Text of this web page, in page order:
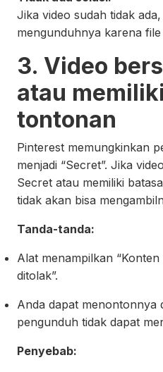
Jika video sudah tidak
mengunduhnya karena
3. Video
atau
tontonan
Pinterest memungkinkan
menjadi “Secret”. Jika
Secret atau memiliki
tidak akan bisa
Tanda-tanda:
Alat menampilkan “Konten
ditolak”.
Anda dapat menontonnya
pengunduh tidak dapat
Penyebab: